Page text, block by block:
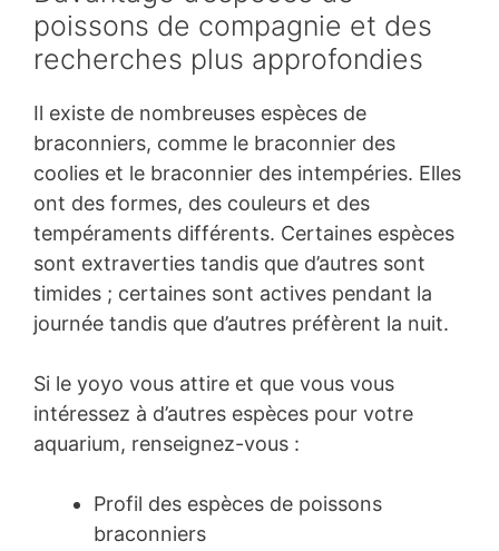
poissons de compagnie et des
recherches plus approfondies
Il existe de nombreuses espèces de
braconniers, comme le braconnier des
coolies et le braconnier des intempéries. Elles
ont des formes, des couleurs et des
tempéraments différents. Certaines espèces
sont extraverties tandis que d’autres sont
timides ; certaines sont actives pendant la
journée tandis que d’autres préfèrent la nuit.
Si le yoyo vous attire et que vous vous
intéressez à d’autres espèces pour votre
aquarium, renseignez-vous :
Profil des espèces de poissons
braconniers